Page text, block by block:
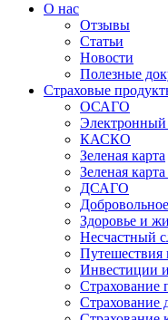
О нас
Отзывы
Статьи
Новости
Полезные
Страховые
ОСАГО
КАСКО
Зеленая карта
Зеленая
ДСАГО
Здоровье и
Несчастный
Путешествия
Инвестиции
Страхование
Страхование